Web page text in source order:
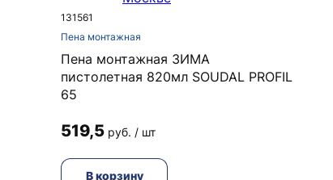
131561
Пена монтажная
Пена монтажная ЗИМА
пистолетная 820мл SOUDAL PROFIL
65
519,5 руб. / шт
В корзину